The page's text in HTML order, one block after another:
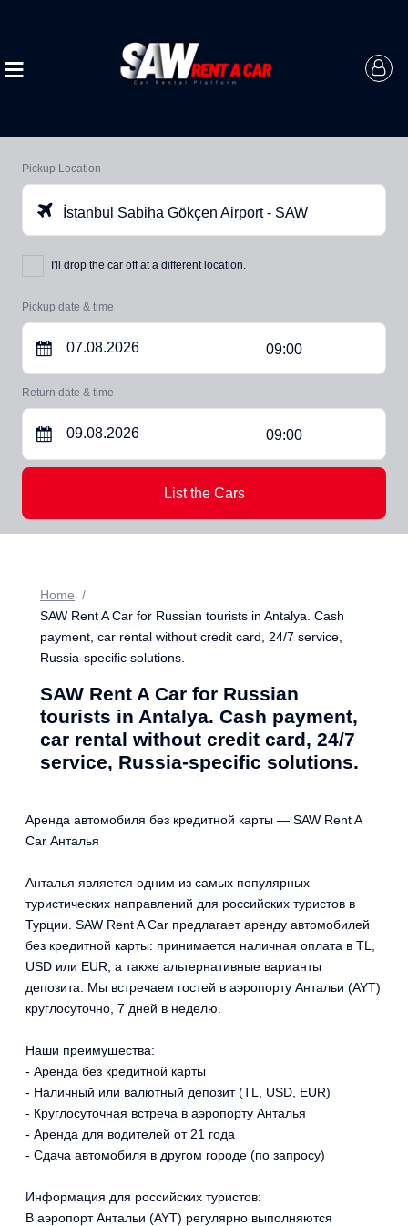
Pickup Location
İstanbul Sabiha Gökçen Airport - SAW
I'll drop the car off at a different location.
Pickup date & time
09:00
Return date & time
09:00
List the Cars
Home
SAW Rent A Car for Russian tourists in Antalya. Cash
payment, car rental without credit card, 24/7 service,
Russia-specific solutions.
SAW Rent A Car for Russian
tourists in Antalya. Cash payment,
car rental without credit card, 24/7
service, Russia-specific solutions.
Аренда автомобиля без кредитной карты — SAW Rent A
Car Анталья
Анталья является одним из самых популярных
туристических направлений для российских туристов в
Турции. SAW Rent A Car предлагает аренду автомобилей
без кредитной карты: принимается наличная оплата в TL,
USD или EUR, а также альтернативные варианты
депозита. Мы встречаем гостей в аэропорту Антальи (AYT)
круглосуточно, 7 дней в неделю.
Наши преимущества:
- Аренда без кредитной карты
- Наличный или валютный депозит (TL, USD, EUR)
- Круглосуточная встреча в аэропорту Анталья
- Аренда для водителей от 21 года
- Сдача автомобиля в другом городе (по запросу)
Информация для российских туристов:
В аэропорт Антальи (AYT) регулярно выполняются